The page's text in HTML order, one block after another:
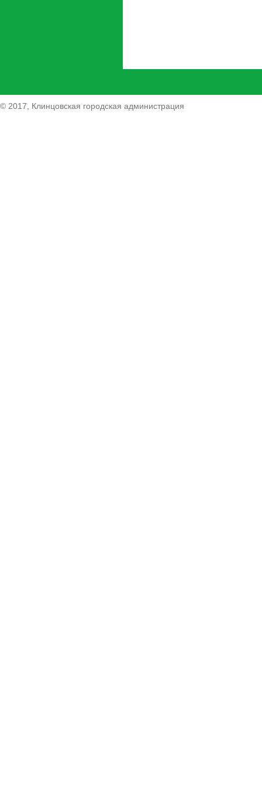
© 2017, Клинцовская городская администрация